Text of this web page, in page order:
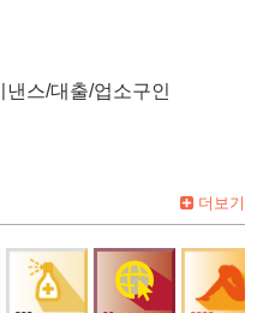
스/대출/업소구인
더보기